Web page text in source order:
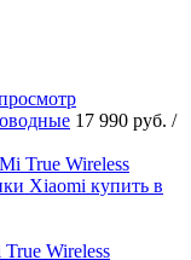
17 990 руб. /
Wireless